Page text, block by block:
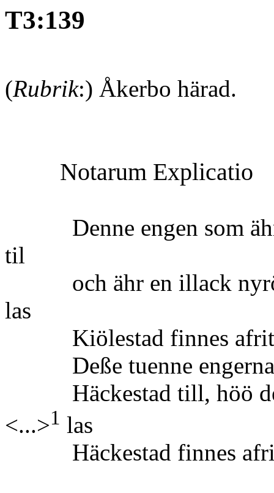
T3:139
(Rubrik:) Åkerbo härad.
Notarum Explicatio
Denne engen som ähr
til
och ähr en illack
las
Kiölestad finnes
Deße tuenne engerna
Häckestad
<...>1 las
Häckestad finnes